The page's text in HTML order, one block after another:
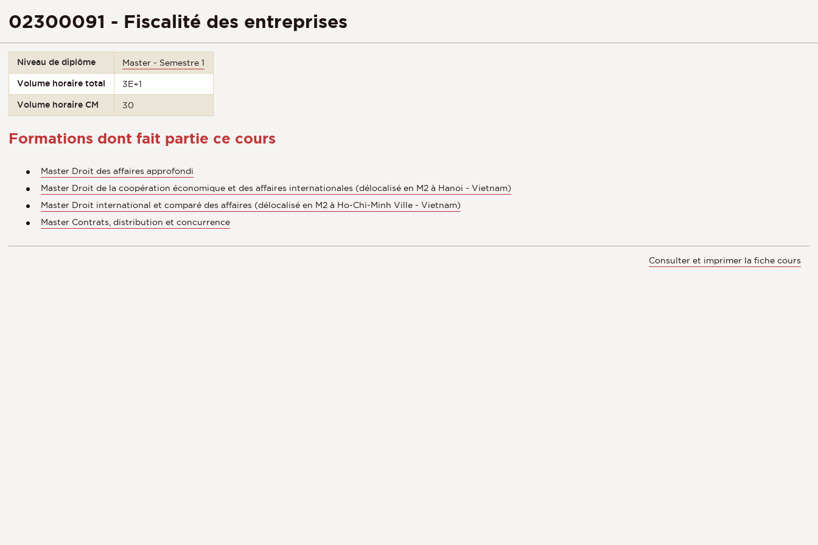
02300091 - Fiscalité des entreprises
Niveau de diplôme Master - Semestre 1
Volume horaire total 3E+1
Volume horaire CM 30
Formations dont fait partie ce cours
Master Droit des affaires approfondi
Master Droit de la coopération économique et des affaires internationales (délocalisé en M2 à Hanoi - Vietnam)
Master Droit international et comparé des affaires (délocalisé en M2 à Ho-Chi-Minh Ville - Vietnam)
Master Contrats, distribution et concurrence
Consulter et imprimer la fiche cours